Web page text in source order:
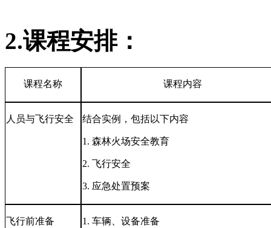
2.课程安排：
课程名称 课程内容
人员与飞行安全 结合实例，包括以下内容
1.森林火场安全教育
2.飞行安全
3. 应急处置预案
飞行前准备 1.车辆、设备准备